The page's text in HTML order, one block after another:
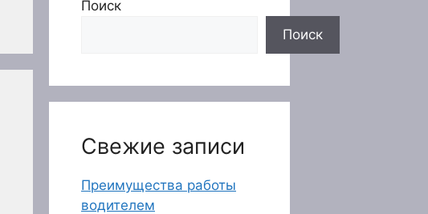
Поиск
Поиск
Свежие записи
Преимущества работы
водителем